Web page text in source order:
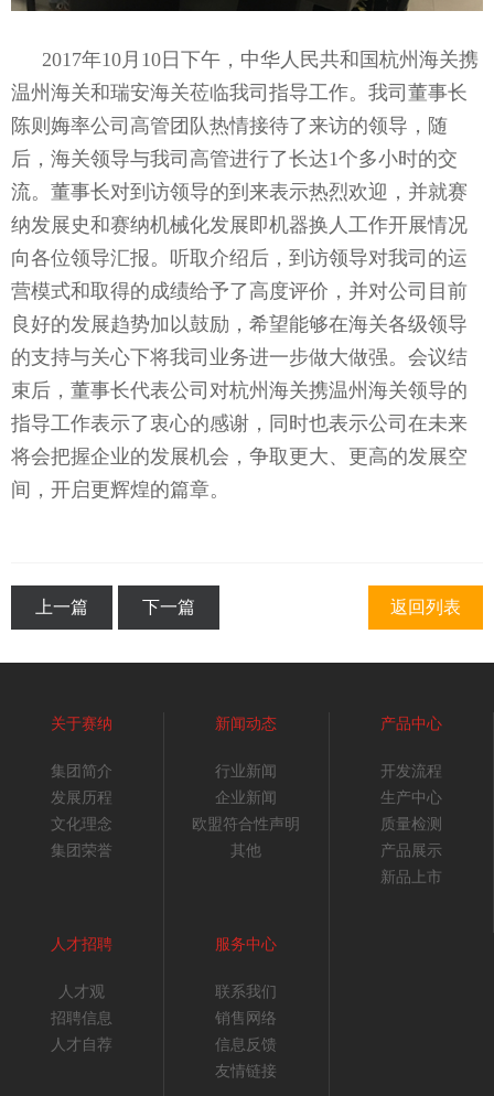
2017年10月10日下午，中华人民共和国杭州海关携
温州海关和瑞安海关莅临我司指导工作。我司董事长
陈则娒率公司高管团队热情接待了来访的领导，随
后，海关领导与我司高管进行了长达1个多小时的交
流。董事长对到访领导的到来表示热烈欢迎，并就赛
纳发展史和赛纳机械化发展即机器换人工作开展情况
向各位领导汇报。听取介绍后，到访领导对我司的运
营模式和取得的成绩给予了高度评价，并对公司目前
良好的发展趋势加以鼓励，希望能够在海关各级领导
的支持与关心下将我司业务进一步做大做强。会议结
束后，董事长代表公司对杭州海关携温州海关领导的
指导工作表示了衷心的感谢，同时也表示公司在未来
将会把握企业的发展机会，争取更大、更高的发展空
间，开启更辉煌的篇章。
上一篇 下一篇 返回列表
关于赛纳
集团简介
发展历程
文化理念
集团荣誉
新闻动态
行业新闻
企业新闻
欧盟符合性声明
其他
产品中心
开发流程
生产中心
质量检测
产品展示
新品上市
人才招聘
人才观
招聘信息
人才自荐
服务中心
联系我们
销售网络
信息反馈
友情链接